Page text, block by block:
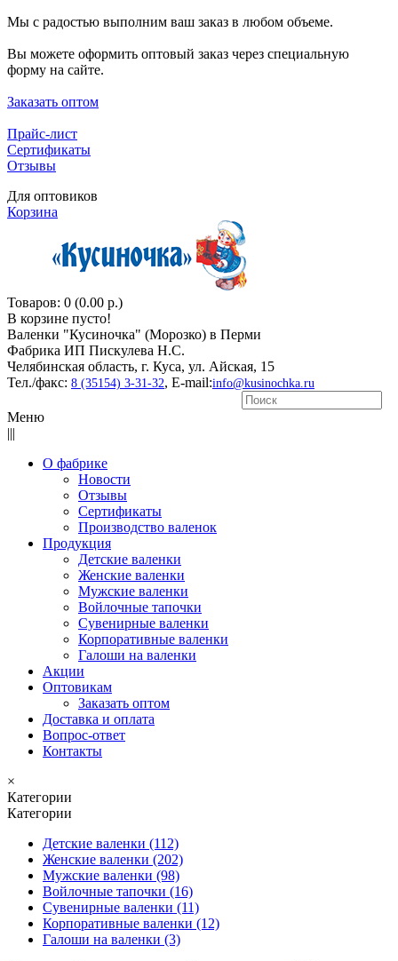
Мы с радостью выполним ваш заказ в любом объеме.
Вы можете оформить оптовый заказ через специальную
форму на сайте.
Заказать оптом
Прайс-лист
Сертификаты
Отзывы
Для оптовиков
Корзина
Товаров: 0 (0.00 р.)
В корзине пусто!
Валенки "Кусиночкa" (Морозко) в Перми
Фабрика ИП Пискулева Н.С.
Челябинская область, г. Куса, ул. Айская, 15
Тел./факс: 8 (35154) 3-31-32, E-mail:info@kusinochka.ru
Меню
|||
О фабрике
Новости
Отзывы
Сертификаты
Производство валенок
Продукция
Детские валенки
Женские валенки
Мужские валенки
Войлочные тапочки
Сувенирные валенки
Корпоративные валенки
Галоши на валенки
Акции
Оптовикам
Заказать оптом
Доставка и оплата
Вопрос-ответ
Контакты
×
Категории
Категории
Детские валенки (112)
Женские валенки (202)
Мужские валенки (98)
Войлочные тапочки (16)
Сувенирные валенки (11)
Корпоративные валенки (12)
Галоши на валенки (3)